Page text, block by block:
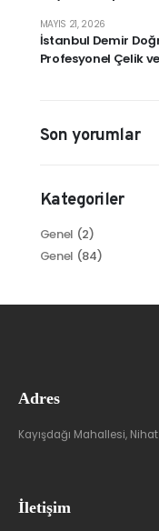
İstanbul Demir
Profesyonel Çelik
MAYIS 21, 2026
Son yorumlar
Kategoriler
Genel (2)
Genel (84)
Adres
Kayışdağı Mahallesi,
İletişim